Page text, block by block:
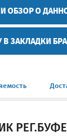
ОБЗОР О
ЗАКЛАДКИ